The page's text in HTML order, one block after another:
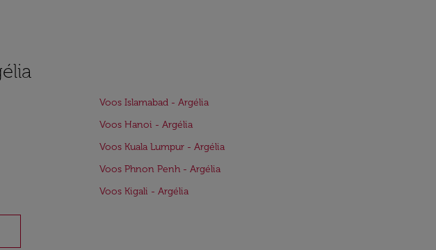
Voos Islamabad - Argélia
Voos Hanoi - Argélia
Voos Kuala Lumpur - Argélia
Voos Phnon Penh - Argélia
Voos Kigali - Argélia